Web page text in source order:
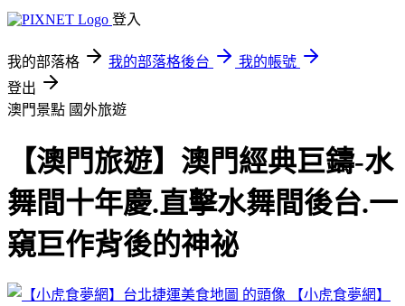
登入
我的部落格 我的部落格後台
我的帳號
登出
澳門景點 國外旅遊
【澳門旅遊】澳門經典巨鑄-水
舞間十年慶.直擊水舞間後台.一
窺巨作背後的神祕
【小虎食夢網】